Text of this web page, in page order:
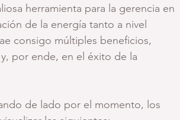
herramienta para la gerencia en
de la energía tanto a nivel
consigo múltiples beneficios,
por ende, en el éxito de la
de lado por el momento, los